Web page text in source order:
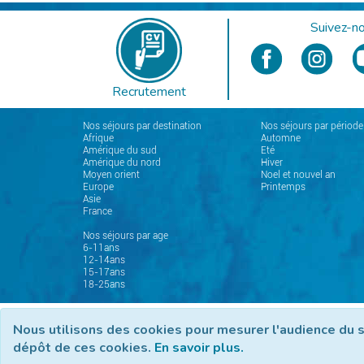
Recrutement
Suivez-
Nos séjours par destination
Afrique
Amérique du sud
Amérique du nord
Moyen orient
Europe
Asie
France
Nos séjours par age
6-11ans
12-14ans
15-17ans
18-25ans
Nos séjours par période
Automne
Eté
Hiver
Noel et nouvel an
Printemps
C.G.V Mentions
Nous utilisons des cookies pour mesurer l'audience
dépôt de ces cookies. En savoir plus.